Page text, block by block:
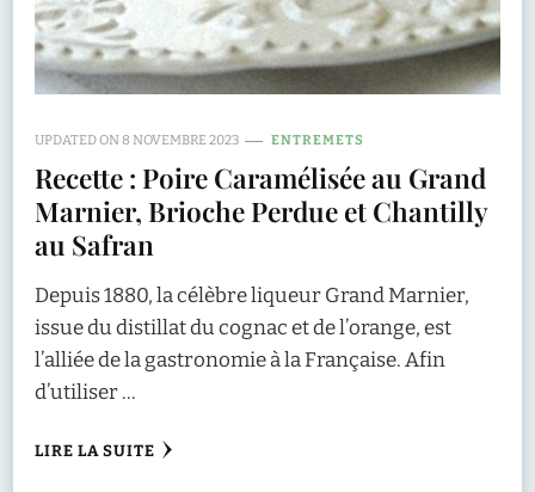
UPDATED ON 8 NOVEMBRE 2023 ENTREMETS
Recette : Poire Caramélisée au Grand
Marnier, Brioche Perdue et Chantilly
au Safran
Depuis 1880, la célèbre liqueur Grand Marnier,
issue du distillat du cognac et de l’orange, est
l’alliée de la gastronomie à la Française. Afin
d’utiliser …
LIRE LA SUITE